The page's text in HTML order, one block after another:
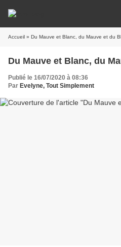
Accueil » Du Mauve et Blanc, du Mauve et du
Du Mauve et Blanc, du
Publié le 16/07/2020 à 08:36
Par Evelyne, Tout Simplement